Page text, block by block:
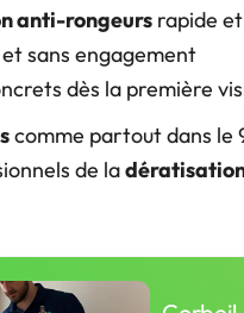
anti-rongeurs rapide
sans engagement
dès la première
comme partout dans le
de la